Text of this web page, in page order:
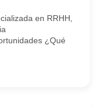
en RRHH,
¿Qué